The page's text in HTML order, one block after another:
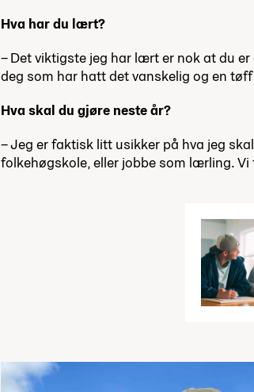
Hva har du lært?
– Det viktigste jeg har lært er nok at du
deg som har hatt det vanskelig og en
Hva skal du gjøre neste år?
– Jeg er faktisk litt usikker på hva jeg
folkehøgskole, eller jobbe som lærling. Vi